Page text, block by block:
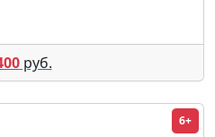
руб.
6+